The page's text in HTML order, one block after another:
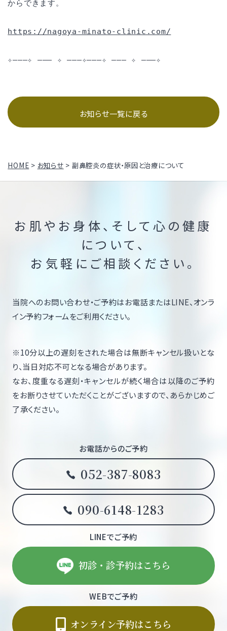
からできます。
https://nagoya-minato-clinic.com/
✧———✧ ——— ✧ ———✧———✧ ——— ✧ ———✧
お知らせ一覧に戻る
HOME > お知らせ > 副鼻腔炎の症状・原因と治療について
お肌やお身体、そして心の健康
について、
お気軽にご相談ください。
当院へのお問い合わせ・ご予約はお電話またはLINE、オンラ
イン予約フォームをご利用ください。
※10分以上の遅刻をされた場合は無断キャンセル扱いとな
り、当日対応不可となる場合があります。
なお、度重なる遅刻・キャンセルが続く場合は以降のご予約
をお断りさせていただくことがございますので、あらかじめご
了承ください。
お電話からのご予約
052-387-8083
090-6148-1283
LINEでご予約
初診・診予約はこちら
WEBでご予約
オンライン予約はこちら